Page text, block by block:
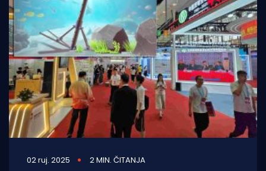
02 ruj. 2025 2 MIN. ČITANJA